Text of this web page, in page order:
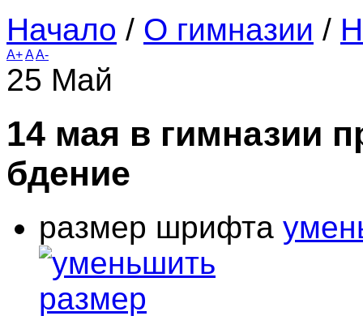
Начало / О гимназии /
A+AA-
25 Май
14 мая в гимназии
бдение
размер шрифта